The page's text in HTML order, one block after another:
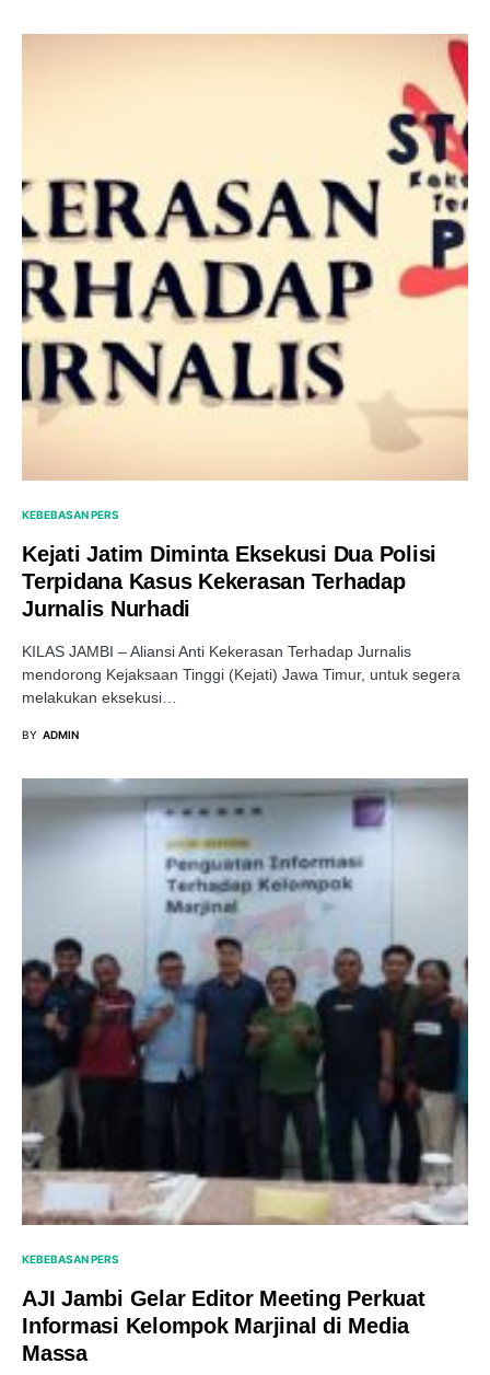
KEBEBASAN PERS
Kejati Jatim Diminta Eksekusi Dua Polisi
Terpidana Kasus Kekerasan Terhadap
Jurnalis Nurhadi
KILAS JAMBI – Aliansi Anti Kekerasan Terhadap Jurnalis
mendorong Kejaksaan Tinggi (Kejati) Jawa Timur, untuk segera
melakukan eksekusi…
BY ADMIN
KEBEBASAN PERS
AJI Jambi Gelar Editor Meeting Perkuat
Informasi Kelompok Marjinal di Media
Massa